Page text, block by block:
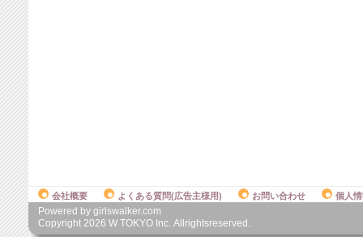
会社概要 よくある質問(広告主様用) お問い合わせ 個人
Powered by girlswalker.com
Copyright 2026 W TOKYO Inc. Allrightsreserved.